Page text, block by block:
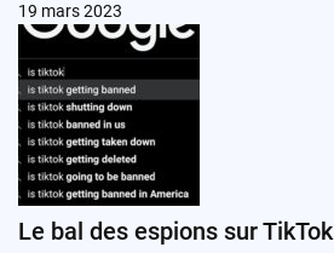
19 mars 2023
Le bal des espions sur TikTok